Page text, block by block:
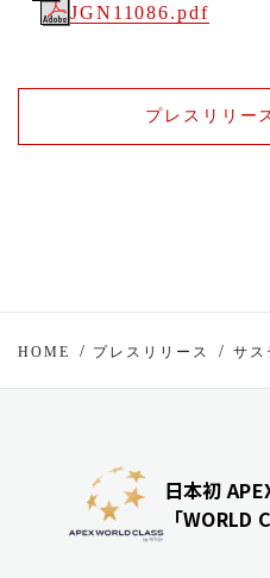
JGN11086.pdf
プレスリリー
HOME プレスリリース サス
日本初
「WORLD